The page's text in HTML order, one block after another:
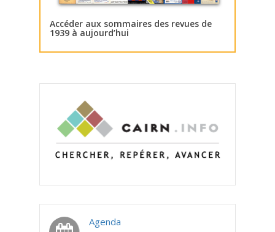
Accéder aux sommaires des revues de
1939 à aujourd’hui
Agenda